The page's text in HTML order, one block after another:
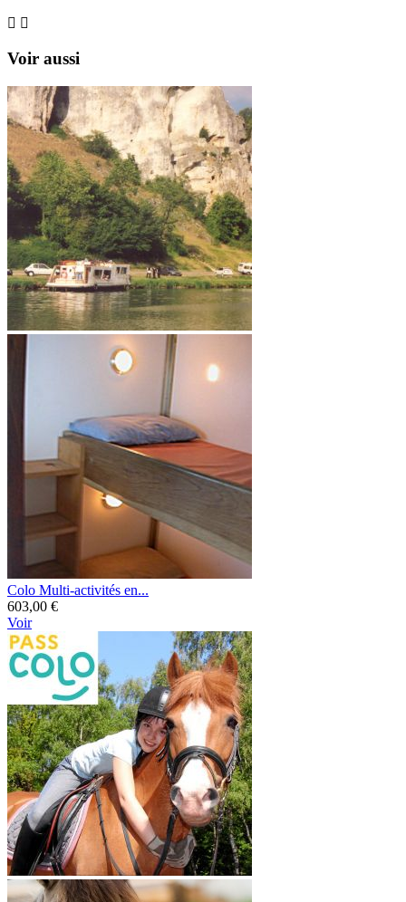
 
Voir aussi
Colo Multi-activités en...
603,00 €
Voir